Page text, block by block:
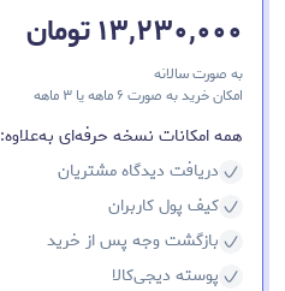
۱۳,۲۳۰,۰۰۰ تومان
به‌ صورت سالانه
امکان خرید به‌ صورت ۶ ماهه یا ۳ ماهه
همه امکانات نسخه حرفه‌ای به‌علاوه:
دریافت دیدگاه مشتریان
کیف پول کاربران
بازگشت وجه پس از خرید
پوسته دیجی‌کالا